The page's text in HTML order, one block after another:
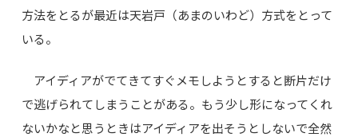
方法をとるが最近は天岩戸（あまのいわど）方式をとって
いる。
アイディアがでてきてすぐメモしようとすると断片だけ
で逃げられてしまうことがある。もう少し形になってくれ
ないかなと思うときはアイディアを出そうとしないで全然